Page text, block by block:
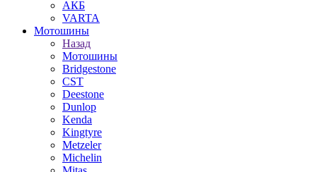
АКБ
VARTA
Мотошины
Назад
Мотошины
Bridgestone
CST
Deestone
Dunlop
Kenda
Kingtyre
Metzeler
Michelin